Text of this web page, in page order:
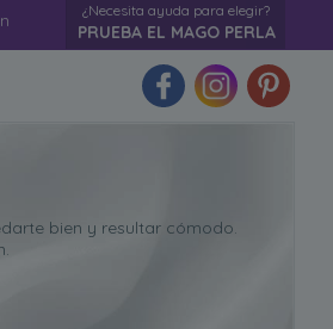
¿Necesita ayuda para elegir?
PRUEBA EL MAGO PERLA
bien y resultar cómodo.